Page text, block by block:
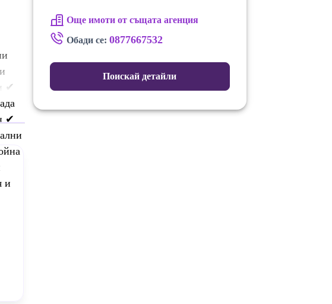
✔
✔
и
Още имоти от същата агенция
Обади се: 0877667532
Поискай детайли